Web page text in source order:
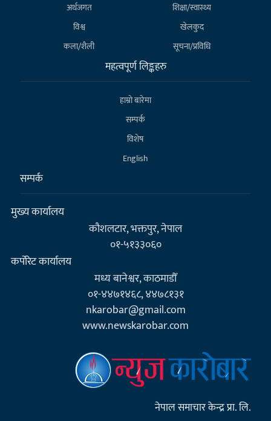
अर्थजगत
शिक्षा/स्वास्थ्य
विश्व
खेलकुद
कला/शैली
सूचना/प्रविधि
महत्वपूर्ण लिङ्कहरु
हाम्राे बारेमा
सम्पर्क
विशेष
English
सम्पर्क
मुख्य कार्यालय
कौशलटार, भक्तपुर, नेपाल
०१-५१३३०६०
कर्पाेरेट कार्यालय
मध्य बानेश्वर, काठमाडौँ
०१-४४७१४६८, ४४७८१३१
nkarobar@gmail.com
www.newskarobar.com
नेपाल समाचार केन्द्र प्रा. लि.